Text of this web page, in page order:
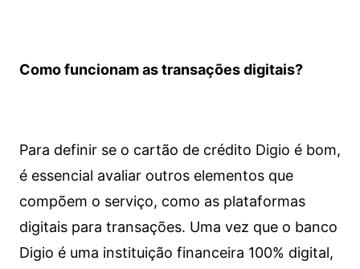
Como funcionam as transações digitais?
Para definir se o cartão de crédito Digio é bom,
é essencial avaliar outros elementos que
compõem o serviço, como as plataformas
digitais para transações. Uma vez que o banco
Digio é uma instituição financeira 100% digital,